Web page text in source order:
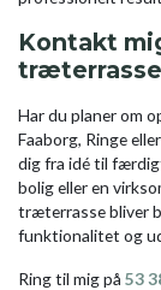
Kontakt
træterrasse
Har du planer om
Faaborg, Ringe
dig fra idé til
bolig eller en
træterrasse bliver
funktionalitet og
Ring til mig på 53